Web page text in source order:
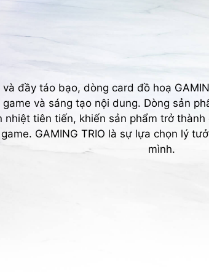
và đầy táo bạo, dòng card đồ hoạ
game và sáng tạo nội dung. Dòng sản
nhiệt tiên tiến, khiến sản phẩm trở
GAMING TRIO là sự lựa chọn lý
mình.